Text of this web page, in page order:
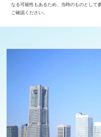
なる可能性もあるため、当時のものとして
ご確認ください。